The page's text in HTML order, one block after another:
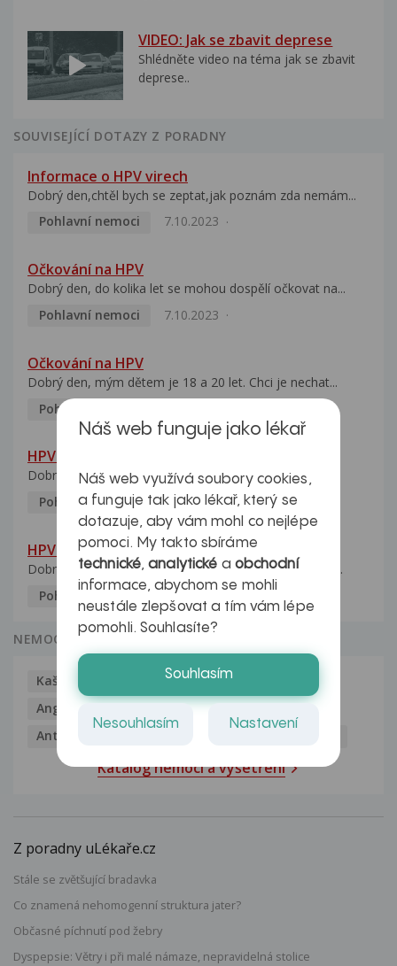
VIDEO: Jak se zbavit deprese
Shlédněte video na téma jak se zbavit
deprese..
SOUVISEJÍCÍ DOTAZY Z PORADNY
Informace o HPV virech
Dobrý den,chtěl bych se zeptat,jak poznám zda nemám...
Pohlavní nemoci
7.10.2023
Očkování na HPV
Dobrý den, do kolika let se mohou dospělí očkovat na...
Pohlavní nemoci
7.10.2023
Očkování na HPV
Dobrý den, mým dětem je 18 a 20 let. Chci je nechat...
Pohlavní nemoci
HPV pozitivní manželka
Dobrý den, manželka po xx letech přivezla z Východu...
Pohlavní nemoci
5.10.2023
HPV typ 52 u partnerky
Dobrý deň prajem. Prosím Vás ako sa dá vyliečiť vírus...
Pohlavní nemoci
5.10.2023
NEMOCI
Kašel Alkoholismus
Angína
Antibiotika
Antidepresiva
Antihistaminika
Katalog nemocí a vyšetření
Z poradny uLékaře.cz
Stále se zvětšující bradavka
Co znamená nehomogenní struktura jater?
Občasné píchnutí pod žebry
Dyspepsie: Větry i při malé námaze, nepravidelná stolice
Náš web funguje jako lékař
Náš web využívá soubory cookies,
a funguje tak jako lékař, který se
dotazuje, aby vám mohl co nejlépe
pomoci. My takto sbíráme
technické,analytické a obchodní
informace, abychom se mohli
neustále zlepšovat a tím vám lépe
pomohli. Souhlasíte?
Souhlasím
Nesouhlasím Nastavení